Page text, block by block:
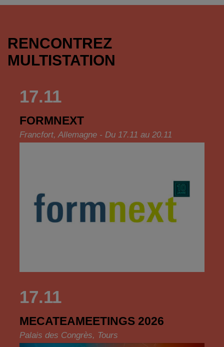
RENCONTREZ
MULTISTATION
17.11
FORMNEXT
Francfort, Allemagne - Du 17.11 au 20.11
17.11
MECATEAMEETINGS 2026
Palais des Congrès, Tours